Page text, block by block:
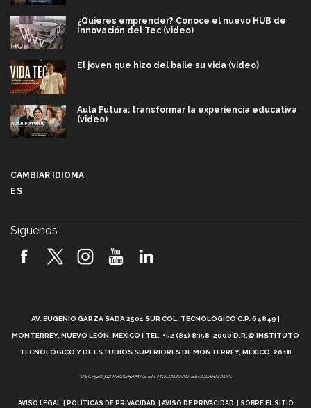
¿Quieres emprender? Conoce el nuevo HUB de
Innovación del Tec (video)
El joven que hizo del baile su vida (video)
Aula Futura: transformar la experiencia educativa
(video)
2026! (video)
¿Cómo es el Modelo Educativo Tec? (video)
Vida Tec: Feminismo e Inteligencia Artificial, Paola
CAMBIAR IDIOMA
ES
Síguenos
AV. EUGENIO GARZA SADA 2501 SUR COL. TECNOLÓGICO C.P. 64849 |
MONTERREY, NUEVO LEÓN, MÉXICO | TEL. +52 (81) 8358-2000 D.R.© INSTITUTO
TECNOLÓGICO Y DE ESTUDIOS SUPERIORES DE MONTERREY, MÉXICO. 2018
*DEC-520912 PROGRAMAS EN MODALIDAD ESCOLARIZADA.
AVISO LEGAL POLÍTICAS DE PRIVACIDAD AVISO DE PRIVACIDAD SOBRE EL SITIO